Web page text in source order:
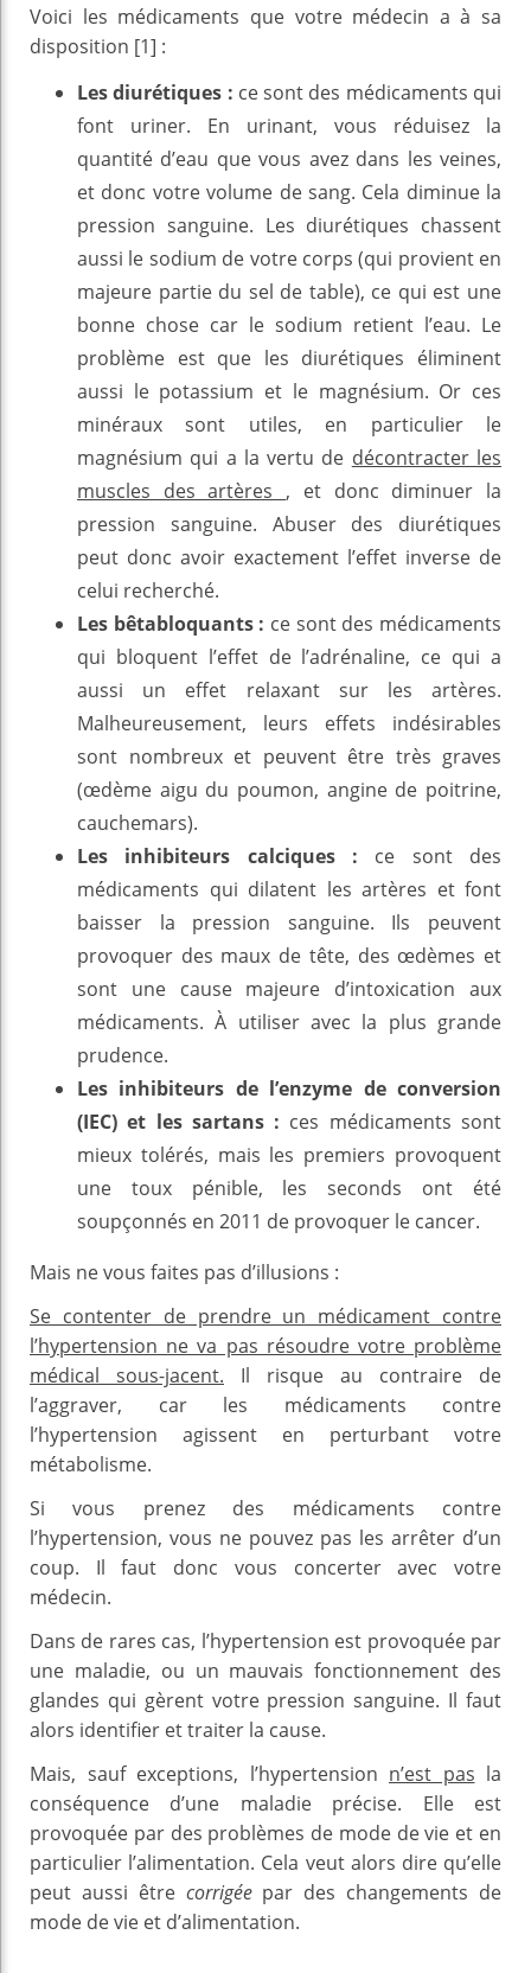
Voici les médicaments que votre médecin a à sa
disposition [1] :
Les diurétiques : ce sont des médicaments qui
font uriner. En urinant, vous réduisez la
quantité d’eau que vous avez dans les veines,
et donc votre volume de sang. Cela diminue la
pression sanguine. Les diurétiques chassent
aussi le sodium de votre corps (qui provient en
majeure partie du sel de table), ce qui est une
bonne chose car le sodium retient l’eau. Le
problème est que les diurétiques éliminent
aussi le potassium et le magnésium. Or ces
minéraux sont utiles, en particulier le
magnésium qui a la vertu de décontracter les
muscles des artères , et donc diminuer la
pression sanguine. Abuser des diurétiques
peut donc avoir exactement l’effet inverse de
celui recherché.
Les bêtabloquants : ce sont des médicaments
qui bloquent l’effet de l’adrénaline, ce qui a
aussi un effet relaxant sur les artères.
Malheureusement, leurs effets indésirables
sont nombreux et peuvent être très graves
(œdème aigu du poumon, angine de poitrine,
cauchemars).
Les inhibiteurs calciques : ce sont des
médicaments qui dilatent les artères et font
baisser la pression sanguine. Ils peuvent
provoquer des maux de tête, des œdèmes et
sont une cause majeure d’intoxication aux
médicaments. À utiliser avec la plus grande
prudence.
Les inhibiteurs de l’enzyme de conversion
(IEC) et les sartans : ces médicaments sont
mieux tolérés, mais les premiers provoquent
une toux pénible, les seconds ont été
soupçonnés en 2011 de provoquer le cancer.
Mais ne vous faites pas d’illusions :
Se contenter de prendre un médicament contre
l’hypertension ne va pas résoudre votre problème
médical sous-jacent. Il risque au contraire de
l’aggraver, car les médicaments contre
l’hypertension agissent en perturbant votre
métabolisme.
Si vous prenez des médicaments contre
l’hypertension, vous ne pouvez pas les arrêter d’un
coup. Il faut donc vous concerter avec votre
médecin.
Dans de rares cas, l’hypertension est provoquée par
une maladie, ou un mauvais fonctionnement des
glandes qui gèrent votre pression sanguine. Il faut
alors identifier et traiter la cause.
Mais, sauf exceptions, l’hypertension n’est pas la
conséquence d’une maladie précise. Elle est
provoquée par des problèmes de mode de vie et en
particulier l’alimentation. Cela veut alors dire qu’elle
peut aussi êtrecorrigéepar des changements de
mode de vie et d’alimentation.